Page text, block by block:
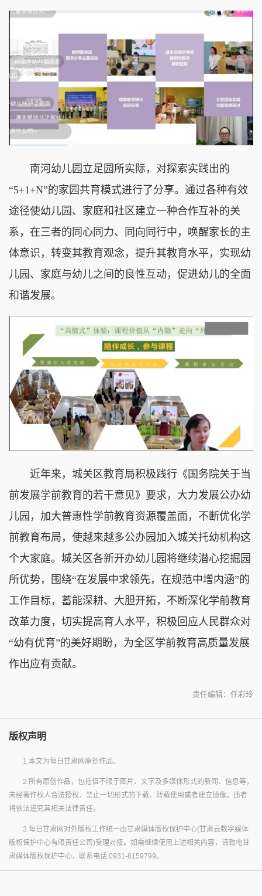
南河幼儿园立足园所实际，对探索实践出的
“5+1+N”的家园共育模式进行了分享。通过各种有效
途径使幼儿园、家庭和社区建立一种合作互补的关
系，在三者的同心同力、同向同行中，唤醒家长的主
体意识，转变其教育观念，提升其教育水平，实现幼
儿园、家庭与幼儿之间的良性互动，促进幼儿的全面
和谐发展。
近年来，城关区教育局积极践行《国务院关于当
前发展学前教育的若干意见》要求，大力发展公办幼
儿园，加大普惠性学前教育资源覆盖面，不断优化学
前教育布局，使越来越多公办园加入城关托幼机构这
个大家庭。城关区各新开办幼儿园将继续潜心挖掘园
所优势，围绕“在发展中求领先，在规范中增内涵”的
工作目标，蓄能深耕、大胆开拓，不断深化学前教育
改革力度，切实提高育人水平，积极回应人民群众对
“幼有优育”的美好期盼，为全区学前教育高质量发展
作出应有贡献。
责任编辑：任彩玲
版权声明
1.本文为每日甘肃网原创作品。
2.所有原创作品，包括但不限于图片、文字及多媒体形式的新闻、信息等，
未经著作权人合法授权，禁止一切形式的下载、转载使用或者建立镜像。违者
将依法追究其相关法律责任。
3.每日甘肃网对外版权工作统一由甘肃媒体版权保护中心(甘肃云数字媒体
版权保护中心有限责任公司)受理对接。如需继续使用上述相关内容，请致电甘
肃媒体版权保护中心，联系电话:0931-8159799。